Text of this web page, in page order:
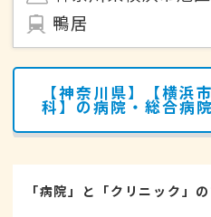
鴨居
【神奈川県】【横浜
科】の病院・総合病
「病院」と「クリニック」